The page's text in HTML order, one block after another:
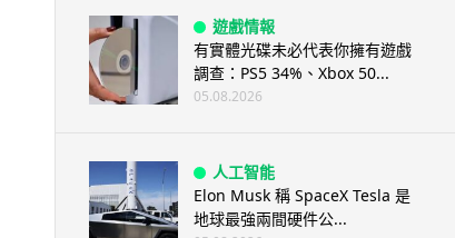
遊戲情報
有實體光碟未必代表你擁有遊戲
調查：PS5 34%、Xbox 50...
05.08.2026
人工智能
Elon Musk 稱 SpaceX Tesla 是
地球最強兩間硬件公...